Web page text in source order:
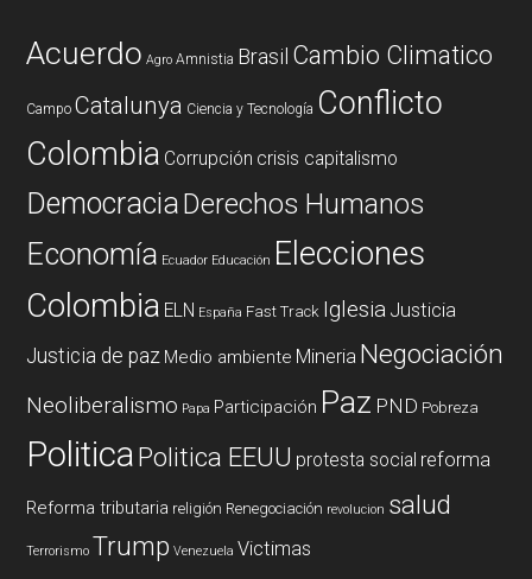
Acuerdo Agro Amnistia Brasil Cambio Climatico
Campo Catalunya Ciencia y Tecnología Conflicto
Colombia Corrupción crisis capitalismo
DemocraciaDerechos Humanos
Economía Ecuador Educación Elecciones
Colombia ELN España Fast Track Iglesia Justicia
Justicia de paz Medio ambiente Mineria Negociación
Neoliberalismo Papa Participación Paz PND Pobreza
PoliticaPolitica EEUU protesta social reforma
Reforma tributaria religión Renegociación revolucion salud
Terrorismo Trump Venezuela Victimas